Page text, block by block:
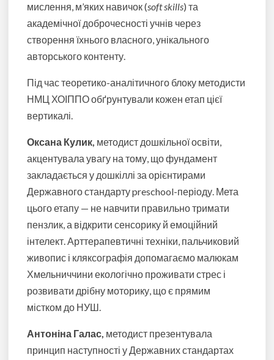
мислення, м’яких навичок (soft skills) та
академічної доброчесності учнів через
створення їхнього власного, унікального
авторського контенту.
Під час теоретико-аналітичного блоку методисти
НМЦ ХОІППО обґрунтували кожен етап цієї
вертикалі.
Оксана Кулик, методист дошкільної освіти,
акцентувала увагу на тому, що фундамент
закладається у дошкіллі за орієнтирами
Державного стандарту preschool-періоду. Мета
цього етапу — не навчити правильно тримати
пензлик, а відкрити сенсорику й емоційний
інтелект. Арттерапевтичні техніки, пальчиковий
живопис і кляксографія допомагаємо малюкам
Хмельниччини екологічно проживати стрес і
розвивати дрібну моторику, що є прямим
містком до НУШ.
Антоніна Галас, методист презентувала
принцип наступності у Державних стандартах